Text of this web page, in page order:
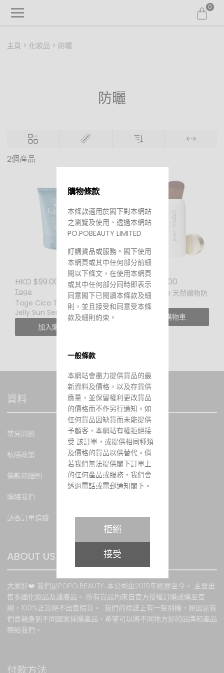
0
主頁 化妝品 防曬
防曬
2個產品
HKD $99.00
Tage
Tage Cica Tree Water
Jelly Sun Serum 50ML
積雪草樹水分凝凍防曬精
加入購物車
HKD $268.00
Jane Iredale 天然礦物防
曬粉 SPF30
加入購物車
資料
常見問題
私隱政策
條款和細則
聯絡我們
訪客訂單追蹤
ABOUT US
大家好❤️ 我們是POPO.BEAUTY. 本公司由2015年經歷至今。 主要出
售多國化妝品及護膚品。 所有貨品均來自官方授權訂購或購至官
網，100%正貨絕不出售假貨。 我們的標誌上有一架飛機，原因是我
們會親身到不同國家採購產品，希望可以將不同地方好的品牌和產品
帶給我們。
購物條款
本條款適用於閣下對本網站
之瀏覽及使用、透過本網站
PO.POBEAUTY LIMITED
訂講貨品或服務。閣下使用
本網頁或其中任何部分前細
閱以下條文，在使用本網頁
或其中任何部分同時即表示
同意閣下已閱讀本條款及細
則，並且接受和同意受本條
款及細則約束。
一般條款
本網站會盡力提供貨品的最
新資料及價格，以及存貨供
應量，並保留權利更改貨品
的價格而不作另行通知。如
任何貨品因缺貨而未能提供
予顧客，本網站有權拒絕接
受 該訂單，或提供相同種類
及價格的貨品以供替代。倘
若我們無法提供閣下訂單上
的任何產品或服務，我們會
透過電話或電郵通知閣下。
所有貨品之價值均以港幣計
算，價值並以訂購當時所示
為準。當客戶成功訂貨後，
顧客必須於訂購貨品時以銀
行轉賬或PayPal、VISA卡或
萬事達卡支付有關 款項。有
關銀行或第三方貿易商用於
處理信用卡交易通道發生故
拒絕
接受